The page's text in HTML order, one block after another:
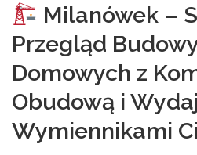
Milanówek –
Przegląd
Domowych z
Obudową i
Wymiennikami